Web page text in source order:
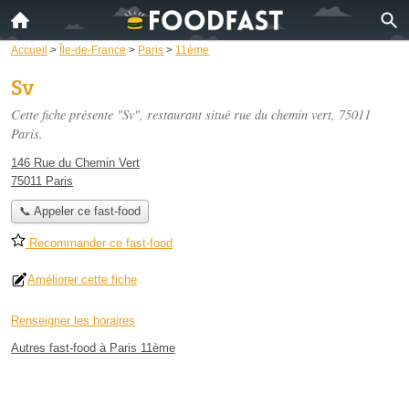
Accueil > Île-de-France > Paris > 11ème
Sv
Cette fiche présente "Sv", restaurant situé rue du chemin vert, 75011
Paris.
146 Rue du Chemin Vert
75011 Paris
📞 Appeler ce fast-food
Recommander ce fast-food
Améliorer cette fiche
Renseigner les horaires
Autres fast-food à Paris 11ème